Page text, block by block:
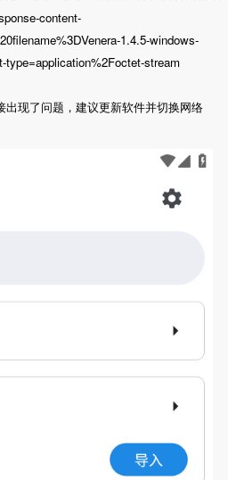
content-
1.4.5-windows-
type=application%2Foctet-stream
现了问题，建议更新软件并切换网络